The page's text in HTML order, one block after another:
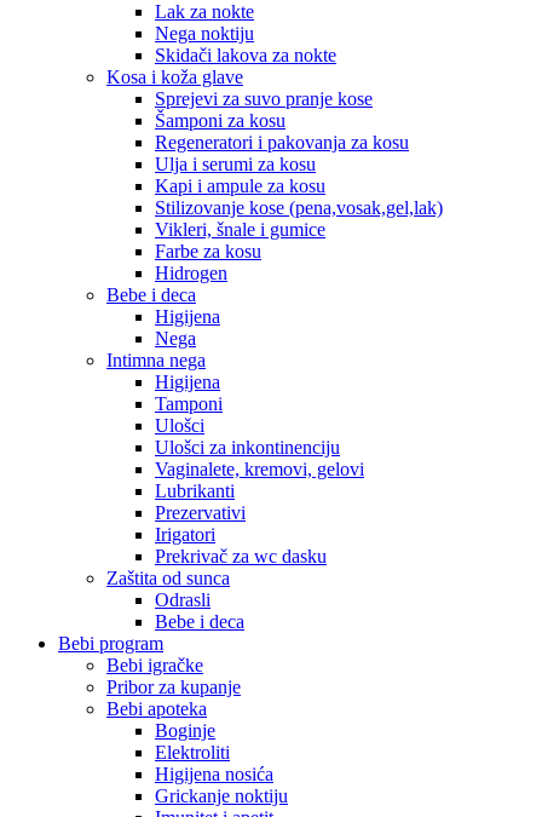
Lak za nokte
Nega noktiju
Skidači lakova za nokte
Kosa i koža glave
Sprejevi za suvo pranje kose
Šamponi za kosu
Regeneratori i pakovanja za kosu
Ulja i serumi za kosu
Kapi i ampule za kosu
Stilizovanje kose (pena,vosak,gel,lak)
Vikleri, šnale i gumice
Farbe za kosu
Hidrogen
Bebe i deca
Higijena
Nega
Intimna nega
Higijena
Tamponi
Ulošci
Ulošci za inkontinenciju
Vaginalete, kremovi, gelovi
Lubrikanti
Prezervativi
Irigatori
Prekrivač za wc dasku
Zaštita od sunca
Odrasli
Bebe i deca
Bebi program
Bebi igračke
Pribor za kupanje
Bebi apoteka
Boginje
Elektroliti
Higijena nosića
Grickanje noktiju